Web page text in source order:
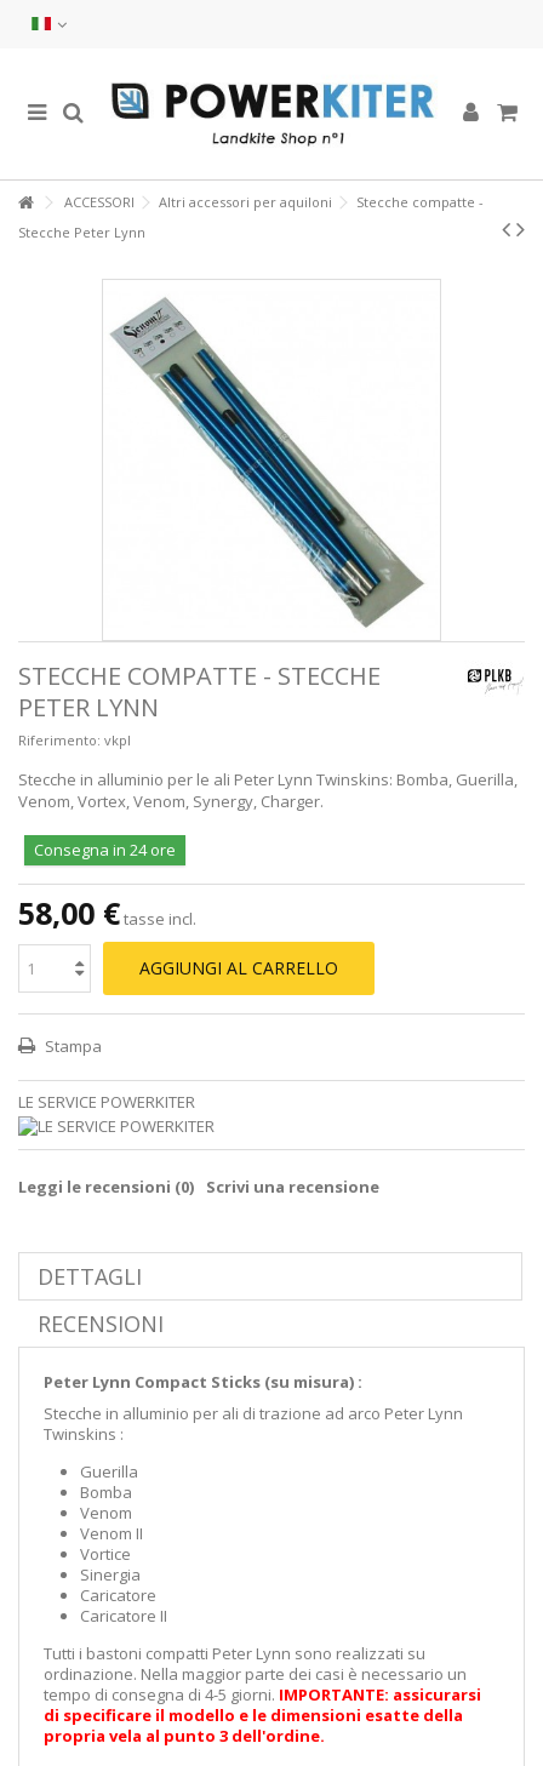
ACCESSORI Altri accessori per aquiloni
Stecche compatte -
Stecche Peter Lynn
STECCHE COMPATTE - STECCHE
PETER LYNN
Riferimento: vkpl
Stecche in alluminio per le ali Peter Lynn Twinskins: Bomba, Guerilla,
Venom, Vortex, Venom, Synergy, Charger.
Consegna in 24 ore
58,00 €tasse incl.
AGGIUNGI AL CARRELLO
Stampa
LE SERVICE POWERKITER
Leggi le recensioni (0) Scrivi una recensione
DETTAGLI
RECENSIONI
Peter Lynn Compact Sticks (su misura) :
Stecche in alluminio per ali di trazione ad arco Peter Lynn
Twinskins :
Guerilla
Bomba
Venom
Venom II
Vortice
Sinergia
Caricatore
Caricatore II
Tutti i bastoni compatti Peter Lynn sono realizzati su
ordinazione. Nella maggior parte dei casi è necessario un
tempo di consegna di 4-5 giorni. IMPORTANTE: assicurarsi
di specificare il modello e le dimensioni esatte della
propria vela al punto 3 dell'ordine.